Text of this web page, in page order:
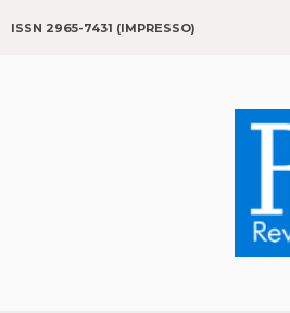
ISSN 2965-7431 (IMPRESSO)